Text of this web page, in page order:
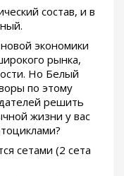
состав, и в
экономики
рынка,
Но Белый
по этому
решить
жизни у вас
сетами (2 сета